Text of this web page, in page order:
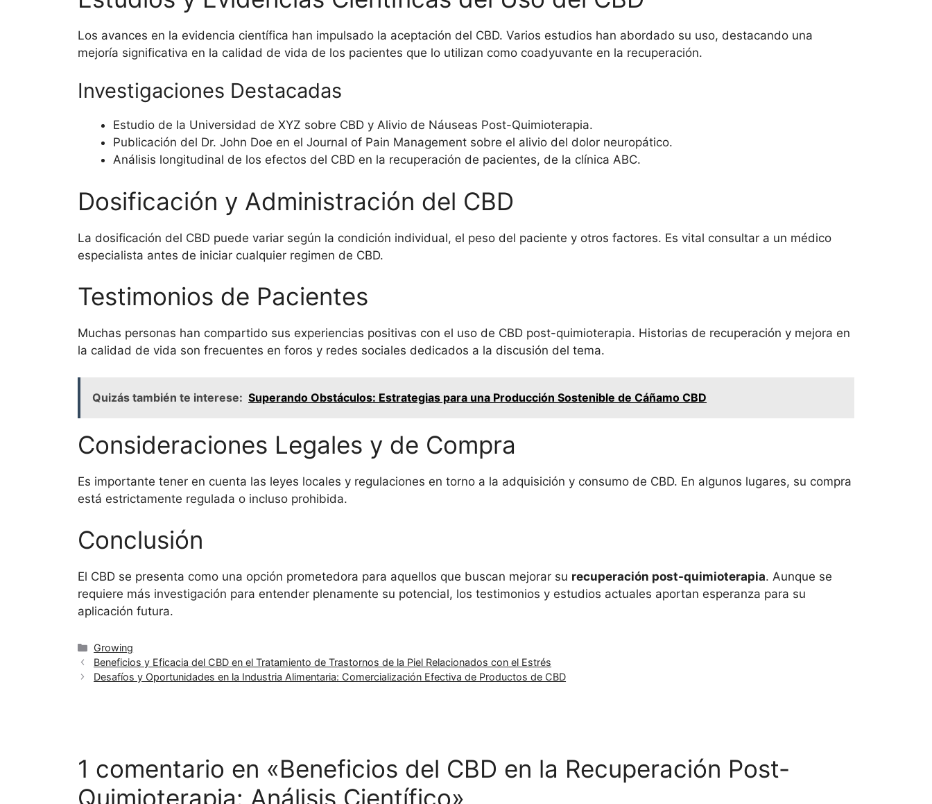
Los avances en la evidencia científica han impulsado la aceptación del CBD. Varios estudios han abordado su uso, destacando una
mejoría significativa en la calidad de vida de los pacientes que lo utilizan como coadyuvante en la recuperación.
Investigaciones Destacadas
Estudio de la Universidad de XYZ sobre CBD y Alivio de Náuseas Post-Quimioterapia.
Publicación del Dr. John Doe en el Journal of Pain Management sobre el alivio del dolor neuropático.
Análisis longitudinal de los efectos del CBD en la recuperación de pacientes, de la clínica ABC.
Dosificación y Administración del CBD
La dosificación del CBD puede variar según la condición individual, el peso del paciente y otros factores. Es vital consultar a un médico
especialista antes de iniciar cualquier regimen de CBD.
Testimonios de Pacientes
Muchas personas han compartido sus experiencias positivas con el uso de CBD post-quimioterapia. Historias de recuperación y mejora en
la calidad de vida son frecuentes en foros y redes sociales dedicados a la discusión del tema.
Quizás también te interese: Superando Obstáculos: Estrategias para una Producción Sostenible de Cáñamo CBD
Consideraciones Legales y de Compra
Es importante tener en cuenta las leyes locales y regulaciones en torno a la adquisición y consumo de CBD. En algunos lugares, su compra
está estrictamente regulada o incluso prohibida.
Conclusión
El CBD se presenta como una opción prometedora para aquellos que buscan mejorar su recuperación post-quimioterapia. Aunque se
requiere más investigación para entender plenamente su potencial, los testimonios y estudios actuales aportan esperanza para su
aplicación futura.
Categorías
Growing
Beneficios y Eficacia del CBD en el Tratamiento de Trastornos de la Piel Relacionados con el Estrés
Desafíos y Oportunidades en la Industria Alimentaria: Comercialización Efectiva de Productos de CBD
1 comentario en «Beneficios del CBD en la Recuperación Post-
Quimioterapia: Análisis Científico»